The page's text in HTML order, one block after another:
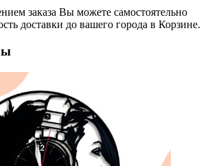
заказа Вы можете самостоятельно
доставки до вашего города в Корзине.